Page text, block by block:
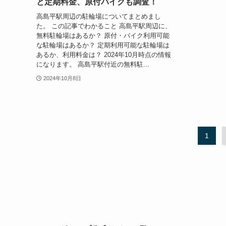
と定期料金、原付バイクも調査！
高島平駅周辺の駐輪場についてまとめまし
た。 この記事でわかること 高島平駅周辺に、
無料駐輪場はあるか？ 原付・バイク利用可能
な駐輪場はあるか？ 定期利用可能な駐輪場は
あるか、利用料金は？ 2024年10月時点の情報
になります。 高島平駅付近の無料駐...
2024年10月8日
1